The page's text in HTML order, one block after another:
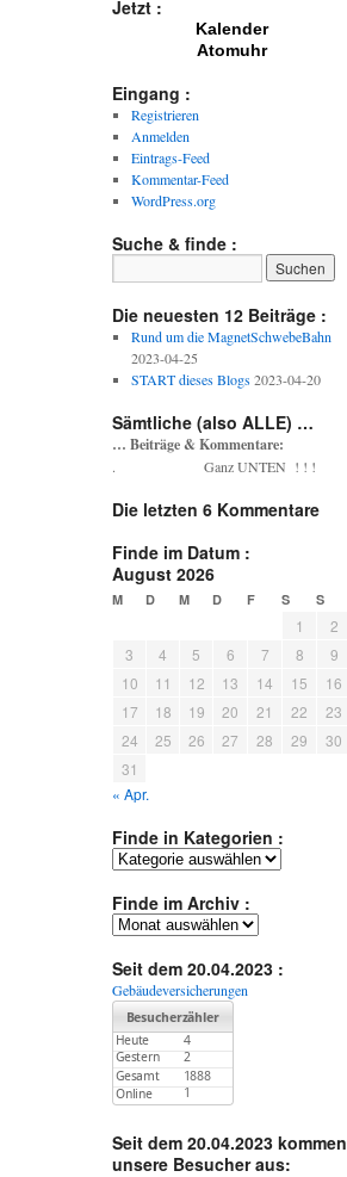
Jetzt :
Kalender
Atomuhr
Eingang :
Registrieren
Anmelden
Eintrags-Feed
Kommentar-Feed
WordPress.org
Suche & finde :
Die neuesten 12 Beiträge :
Rund um die MagnetSchwebeBahn
2023-04-25
START dieses Blogs 2023-04-20
Sämtliche (also ALLE) …
… Beiträge & Kommentare:
. Ganz UNTEN ! ! !
Die letzten 6 Kommentare
Finde im Datum :
August 2026
M D M D F S S
1
2
3
4 5 6 7 8
9
10
11 12 13 14 15
16
17
18 19 20 21 22
23
24
25 26 27 28 29
30
31
« Apr.
Finde in Kategorien :
Finde
Kategorien
Finde im Archiv :
Finde
Archiv
:
Seit dem 20.04.2023 :
Gebäudeversicherungen
Seit dem 20.04.2023 kommen
unsere Besucher aus: